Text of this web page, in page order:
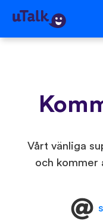
Vårt vänliga
och kommer